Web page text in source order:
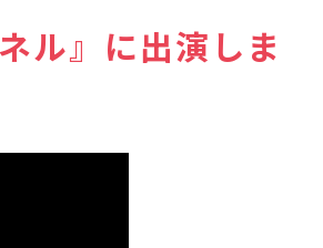
ル』に出演しま